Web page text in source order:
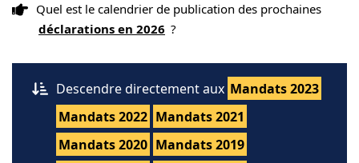
Quel est le calendrier de publication des prochaines
déclarations en 2026 ?
Descendre directement aux Mandats 2023
Mandats 2022 Mandats 2021
Mandats 2020 Mandats 2019